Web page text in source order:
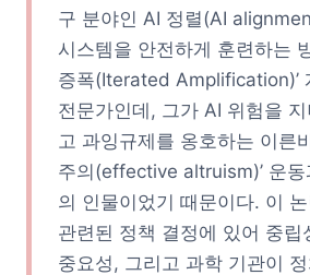
구 분야인 AI 정렬(AI
시스템을 안전하게 훈련하는
증폭(Iterated Amplification)’
전문가인데, 그가 AI 위험을
고 과잉규제를 옹호하는 이른
주의(effective altruism)’ 운
의 인물이었기 때문이다. 이
관련된 정책 결정에 있어 중립
중요성, 그리고 과학 기관이